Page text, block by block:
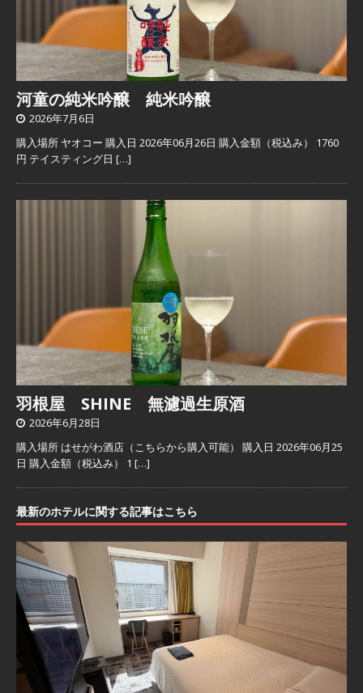
河童の純米吟醸 純米吟醸
2026年7月6日
購入場所 ヤオコー 購入日 2026年06月26日 購入金額（税込み） 1760
円 テイスティング日 […]
羽根屋 SHINE 無濾過生原酒
2026年6月28日
購入場所 はせがわ酒店（こちらから購入可能） 購入日 2026年06月25
日 購入金額（税込み） 1 […]
最新のホテルに関する記事はこちら